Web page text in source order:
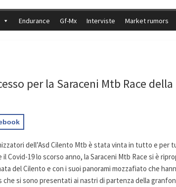
Endurance Gf-Mx Interviste Market rumors
per la Saraceni Mtb Race
dell’Asd Cilento Mtb è stata vinta in tutto e per
Covid-19 lo scorso anno, la Saraceni Mtb Race si è
del Cilento e con i suoi panorami mozzafiato che
che si sono presentati ai nastri di partenza della